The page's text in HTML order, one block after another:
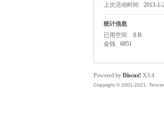
上次活动时间
2013-1-
统计信息
已用空间
0 B
金钱
6851
Powered by Discuz! X3.4
Copyright © 2001-2021,